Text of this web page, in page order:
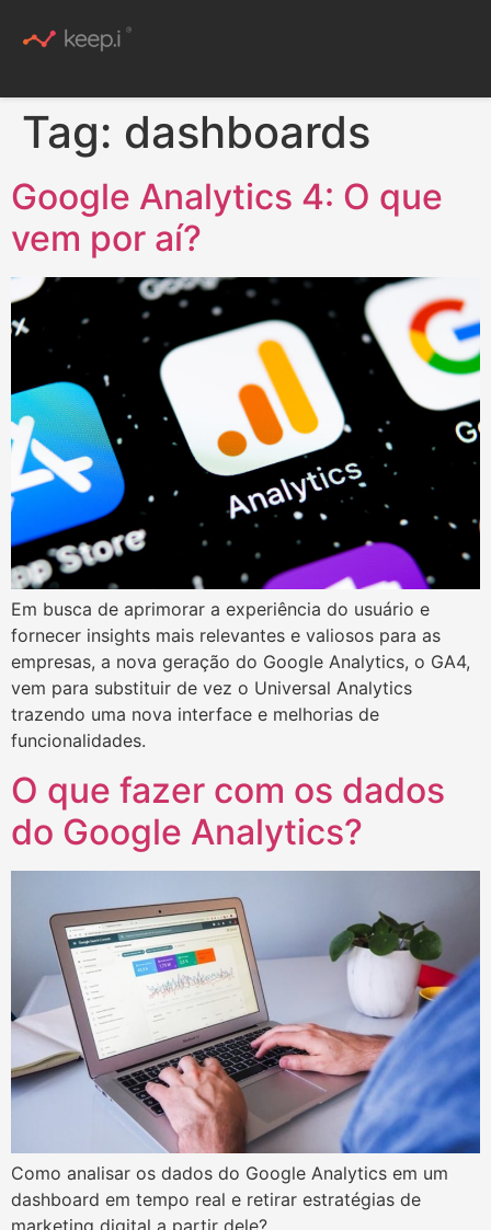
Tag: dashboards
Google Analytics 4: O que
vem por aí?
Em busca de aprimorar a experiência do usuário e
fornecer insights mais relevantes e valiosos para as
empresas, a nova geração do Google Analytics, o GA4,
vem para substituir de vez o Universal Analytics
trazendo uma nova interface e melhorias de
funcionalidades.
O que fazer com os dados
do Google Analytics?
Como analisar os dados do Google Analytics em um
dashboard em tempo real e retirar estratégias de
marketing digital a partir dele?